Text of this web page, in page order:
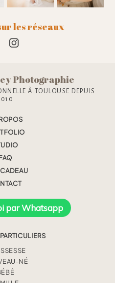
les réseaux
Photographie
À TOULOUSE DEPUIS
par Whatsapp
NÉ